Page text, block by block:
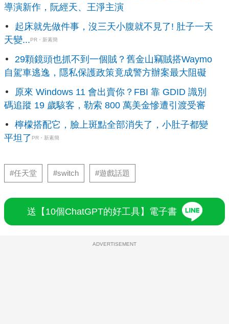
導演新作，阮經天、王淨主演
起床就先做件事，沒三天小腹就不見了! 肚子一天
天變...PR・新素簡
29顆鏡頭也抓不到一個賊？舊金山竊賊搭Waymo
自駕車逃逸，隱私保護政策竟成警方辦案最大阻礙
原來 Windows 11 會出賣你？FBI 靠 GDID 識別
碼追蹤 19 歲駭客，勒索 800 萬美金慘遭引渡受審
檸檬搭配它，臉上斑點全部消失了，小肚子都變
平坦了 PR・新素簡
#任天堂 #switch #遊戲話題
送【10個ChatGPT的好工具】電子書
ADVERTISEMENT